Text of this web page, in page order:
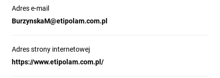
Adres e-mail
BurzynskaM@etipolam.com.pl
Adres strony internetowej
https://www.etipolam.com.pl/